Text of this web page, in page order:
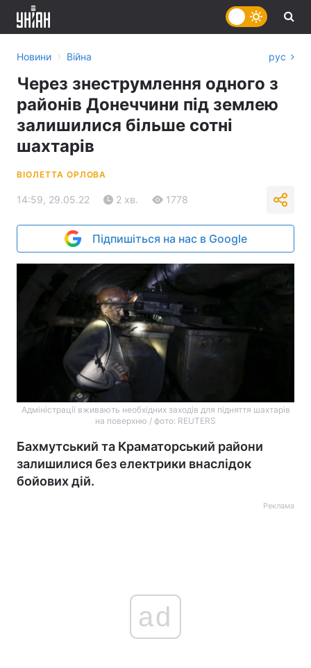
Новини › Війна рус
Через знеструмлення одного з
районів Донеччини під землею
залишилися більше сотні
шахтарів
ВІОЛЕТТА ОРЛОВА
14:59, 29.05.22 2 хв. 1778
Підпишіться на нас в Google
Адміністрації вживають необхідних заходів для підняття шахтарів
на поверхню / фото: REUTERS
Бахмутський та Краматорський райони
залишилися без електрики внаслідок
бойових дій.
Реклама
ad